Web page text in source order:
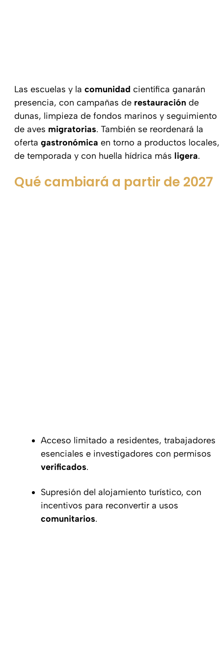
Las escuelas y la comunidad científica ganarán
presencia, con campañas de restauración de
dunas, limpieza de fondos marinos y seguimiento
de aves migratorias. También se reordenará la
oferta gastronómica en torno a productos locales,
de temporada y con huella hídrica más ligera.
Qué cambiará a partir de 2027
Acceso limitado a residentes, trabajadores
esenciales e investigadores con permisos
verificados.
Supresión del alojamiento turístico, con
incentivos para reconvertir a usos
comunitarios.